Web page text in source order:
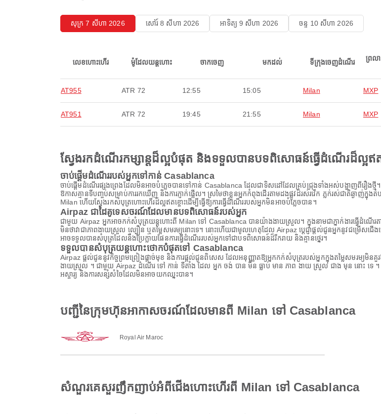
សុក្រ 7 សីហា 2026 សៅរ៍ 8 សីហា 2026 អាទិត្យ 9 សីហា 2026 ចន្ទ 10 សីហា 2026
លេខហោះហើរ ម៉ូដែលយន្តហោះ ចាកចេញ មកដល់ ទីក្រុងចេញដំណើរ
ព្រល
AT955 ATR 72 12:55 15:05 Milan MXP
AT951 ATR 72 19:45 21:55 Milan MXP
ស្វែងរកដំណើរកម្សាន្តដ៏ល្អបំផុត និងទទួលបានបទពិសោធន៍ធ្វើដំណើរដ៏ល្អឥត
ចាប់ផ្តើមដំណើររបស់អ្នកទៅកាន់ Casablanca
ចាប់ផ្តើមដំណើរផ្សងព្រេងដែលមិនអាចបំភ្លេចបានទៅកាន់ Casablanca ដែលជាទិសដៅដែលគ្រប់ជ្រុងទាំងអស់បង្ហាញពីរឿងថ្
ឱកាសគ្មានទីបញ្ចប់សម្រាប់ការរកឃើញ និងការភ្ញាក់ផ្អើល។ ស្រមៃថាខ្លួនអ្នកកំពុងដើរតាមដងផ្លូវដ៏រស់រវើក ភ្លក់រស់ជាតិឆ្ងាញ់ក្
Milan ហើយស្វែងរកសំបុត្រហោះហើរដ៏ល្អឥតខ្ចោះដើម្បីធ្វើឱ្យការធ្វើដំណើររបស់អ្នកមិនអាចបំភ្លេចបាន។
Airpaz ជាដៃគូទេសចរណ៍ដែលមានបទពិសោធន៍របស់អ្នក
ជាមួយ Airpaz អ្នកអាចកក់សំបុត្រយន្តហោះពី Milan ទៅ Casablanca បានយ៉ាងងាយស្រួល។ ក្នុងនាមជាភ្នាក់ងារធ្វើដំណើរ
មិនថាវាជាភាពងាយស្រួល ល្បឿន ឬតម្លៃសមរម្យនោះទេ។ នោះហើយជាមូលហេតុដែល Airpaz ប្តេជ្ញាផ្តល់ជូនអ្នកនូវជម្រើសជ
អាចទទួលបានសំបុត្រដែលនឹងប្រែក្លាយផែនការធ្វើដំណើររបស់អ្នកទៅជាបទពិសោធន៍ដ៏រីករាយ និងគ្មានថ្នេរ។
ទទួលបានសំបុត្រយន្តហោះថោកបំផុតទៅ Casablanca
Airpaz ផ្តល់ជូននូវកិច្ចព្រមព្រៀងផ្តាច់មុខ និងការផ្តល់ជូនពិសេស ដែលអនុញ្ញាតឱ្យអ្នកកក់សំបុត្ររបស់អ្នកក្នុងតម្លៃសមរម្យ
ងាយស្រួល ។ ជាមួយ Airpaz ដំណើរ ទៅ កាន់ ទីតាំង ដែល អ្នក ចង់ បាន មិន ធ្លាប់ មាន ភាព ងាយ ស្រួល ជាង មុន នោះ ទេ
អស្ចារ្យ និងការសន្សំសំចៃដែលមិនអាចយកឈ្នះបាន។
បញ្ជីនៃក្រុមហ៊ុនអាកាសចរណ៍ដែលមានពី Milan ទៅ Casablanca
Royal Air Maroc
សំណួរគេសួរញឹកញាប់អំពីជើងហោះហើរពី Milan ទៅ Casablanca